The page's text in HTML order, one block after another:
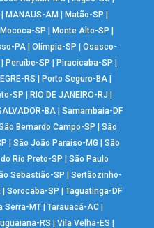
MANAUS-AM Matão-SP
Mococa-SP Monte Alto-SP
PA |Olímpia-SP |Osasco-
Peruíbe-SP Piracicaba-SP
RS Porto Seguro-BA
SP RIO DE JANEIRO-RJ
BA| Samambaia-DF
Bernardo Campo-SP |São
|São João Paraíso-MG |São
Rio Preto-SP |São Paulo
Sebastião-SP |Sertãozinho-
|Sorocaba-SP |Taguatinga-DF
Serra-MT| Tarauacá-AC|
RS |Vila Velha-ES